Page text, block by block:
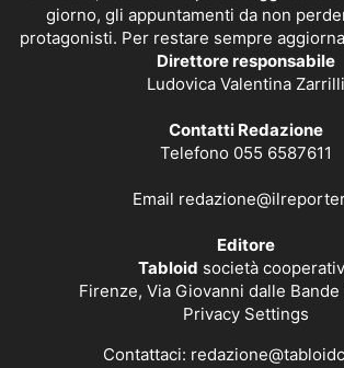
giorno, gli appuntamenti da non
protagonisti. Per restare sempre
Direttore responsabile
Ludovica Valentina Zarrilli
Contatti Redazione
Telefono 055 6587611
Email
Editore
Tabloid società
Firenze, Via Giovanni dalle
Privacy Settings
Contattaci: